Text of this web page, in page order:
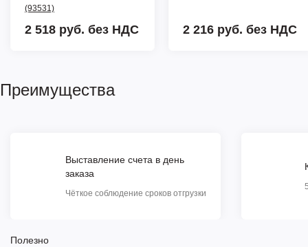
(93531)
2 518 руб. без НДС 2 216 руб. без НДС
Преимущества
Выставление счета в день
заказа
Чёткое соблюдение сроков отгрузки
Полезно